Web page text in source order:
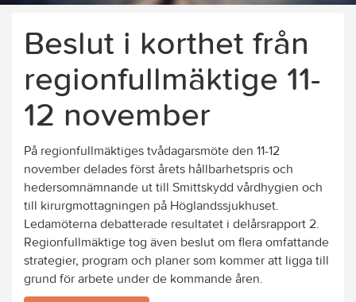
Beslut i korthet från
regionfullmäktige 11-
12 november
På regionfullmäktiges tvådagarsmöte den 11-12
november delades först årets hållbarhetspris och
hedersomnämnande ut till Smittskydd vårdhygien och
till kirurgmottagningen på Höglandssjukhuset.
Ledamöterna debatterade resultatet i delårsrapport 2.
Regionfullmäktige tog även beslut om flera omfattande
strategier, program och planer som kommer att ligga till
grund för arbete under de kommande åren.